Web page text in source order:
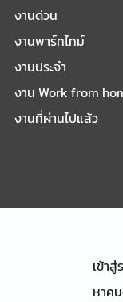
งานด่วน
งานพาร์ทไทม์
งานประจำ
งาน Work from
งานที่ผ่านไปแล้ว
เข้า
หาค